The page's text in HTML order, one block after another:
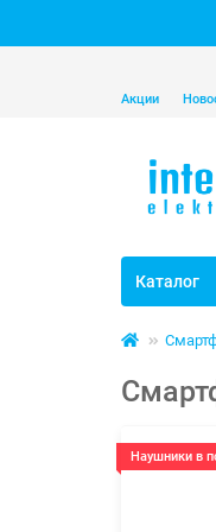
Акции
Каталог
Наушники в